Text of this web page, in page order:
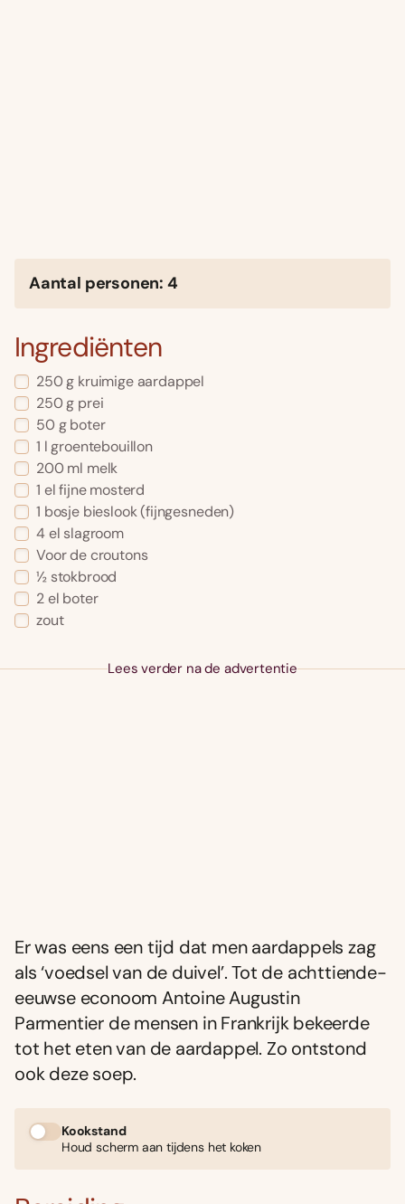
Aantal personen: 4
Ingrediënten
250 g kruimige aardappel
250 g prei
50 g boter
1 l groentebouillon
200 ml melk
1 el fijne mosterd
1 bosje bieslook (fijngesneden)
4 el slagroom
Voor de croutons
½ stokbrood
2 el boter
zout
Lees verder na de advertentie
Er was eens een tijd dat men aardappels zag
als ‘voedsel van de duivel’. Tot de achttiende-
eeuwse econoom Antoine Augustin
Parmentier de mensen in Frankrijk bekeerde
tot het eten van de aardappel. Zo ontstond
ook deze soep.
Kookstand
Houd scherm aan tijdens het koken